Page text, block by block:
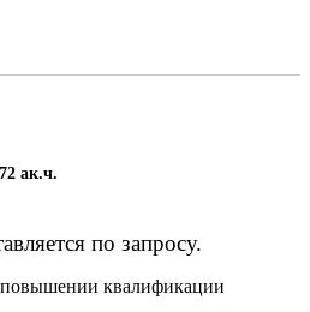
ак.ч.
по запросу.
повышении квалификации